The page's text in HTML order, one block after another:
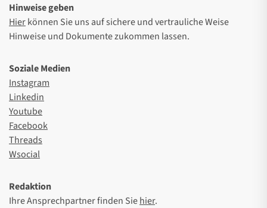
Hinweise geben
Hierkönnen Sie uns auf sichere und vertrauliche Weise
Hinweise und Dokumente zukommen lassen.
Soziale Medien
Instagram
Linkedin
Youtube
Facebook
Threads
Wsocial
Redaktion
Ihre Ansprechpartner finden Siehier.